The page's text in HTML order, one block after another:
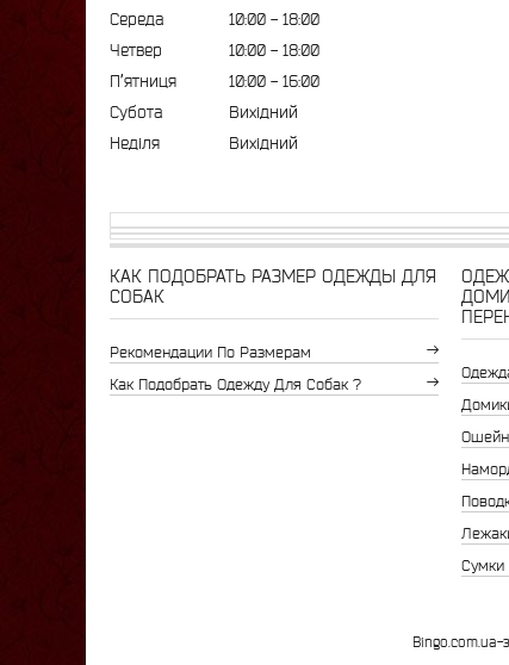
Середа
10:00
18:00
Четвер
10:00
18:00
Пʼятниця
10:00
16:00
Субота
Вихідний
Неділя
Вихідний
КАК ПОДОБРАТЬ РАЗМЕР ОДЕЖДЫ ДЛЯ
СОБАК
Рекомендации По Размерам
Как Подобрать Одежду Для Собак ?
Сумки